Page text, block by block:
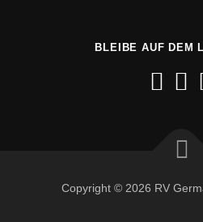
BLEIBE AUF DEM
Copyright © 2026 RV